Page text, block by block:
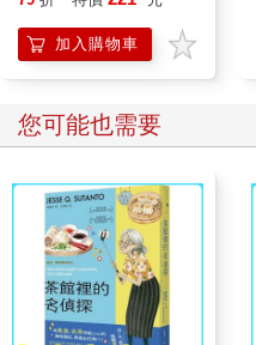
加入購物車
您可能也需要